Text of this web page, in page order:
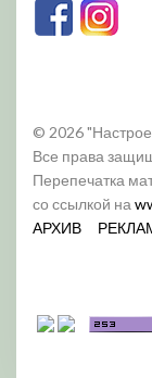
© 2026
Все права
Перепечатка
со ссылкой на
АРХИВ